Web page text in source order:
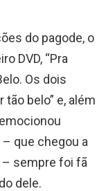
do pagode, o
DVD, “Pra
Os dois
belo” e, além
que chegou a
– sempre foi fã
dele.